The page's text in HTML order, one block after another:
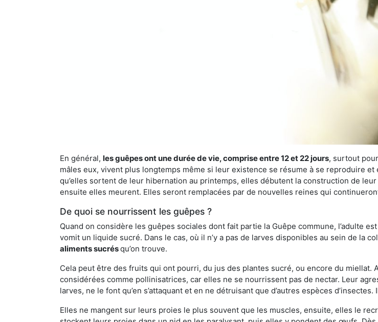
En général, les guêpes ont une durée de vie, comprise entre 12 et 22 jours, surtout
mâles eux, vivent plus longtemps même si leur existence se résume à se reproduire
qu’elles sortent de leur hibernation au printemps, elles débutent la construction de
ensuite elles meurent. Elles seront remplacées par de nouvelles reines qui
De quoi se nourrissent les guêpes ?
Quand on considère les guêpes sociales dont fait partie la Guêpe commune, l’adulte
vomit un liquide sucré. Dans le cas, où il n’y a pas de larves disponibles au sein de la
aliments sucrésqu’on trouve.
Cela peut être des fruits qui ont pourri, du jus des plantes sucré, ou encore du
considérées comme pollinisatrices, car elles ne se nourrissent pas de nectar. Leur
larves, ne le font qu’en s’attaquant et en ne détruisant que d’autres espèces
Elles ne mangent sur leurs proies le plus souvent que les muscles, ensuite, elles le